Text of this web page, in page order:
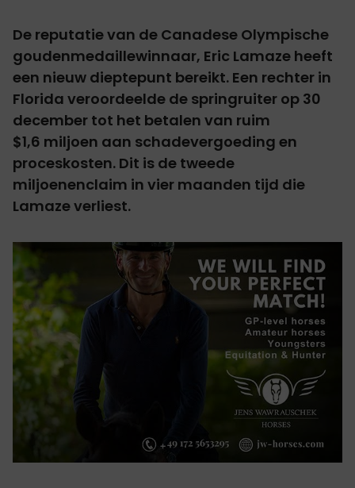
De reputatie van de Canadese Olympische
goudenmedaillewinnaar, Eric Lamaze heeft
een nieuw dieptepunt bereikt. Een rechter in
Florida veroordeelde de springruiter op 30
december tot het betalen van ruim
$1,6 miljoen aan schadevergoeding en
proceskosten. Dit is de tweede
miljoenenclaim in vier maanden tijd die
Lamaze verliest.